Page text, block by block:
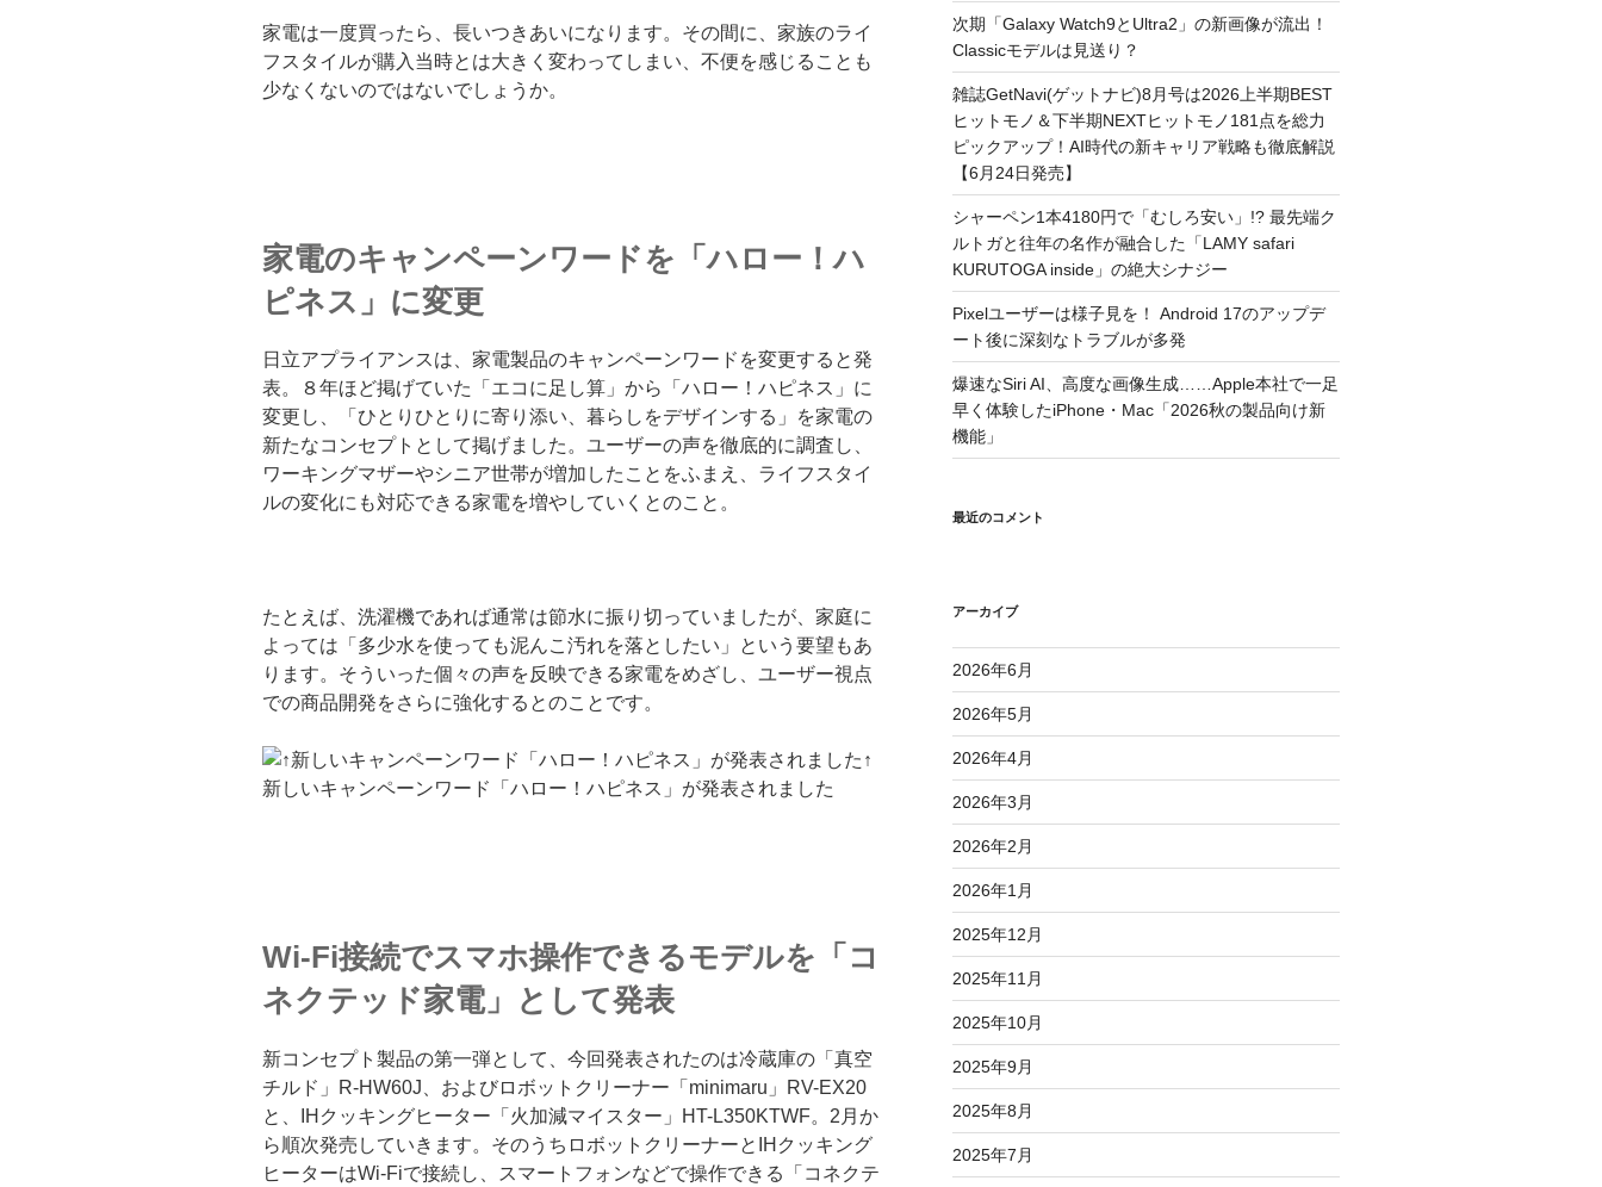
家電は一度買ったら、長いつきあいになります。その間に、家族のライ
フスタイルが購入当時とは大きく変わってしまい、不便を感じることも
少なくないのではないでしょうか。
家電のキャンペーンワードを「ハロー！ハ
ピネス」に変更
日立アプライアンスは、家電製品のキャンペーンワードを変更すると発
表。８年ほど掲げていた「エコに足し算」から「ハロー！ハピネス」に
変更し、「ひとりひとりに寄り添い、暮らしをデザインする」を家電の
新たなコンセプトとして掲げました。ユーザーの声を徹底的に調査し、
ワーキングマザーやシニア世帯が増加したことをふまえ、ライフスタイ
ルの変化にも対応できる家電を増やしていくとのこと。
たとえば、洗濯機であれば通常は節水に振り切っていましたが、家庭に
よっては「多少水を使っても泥んこ汚れを落としたい」という要望もあ
ります。そういった個々の声を反映できる家電をめざし、ユーザー視点
での商品開発をさらに強化するとのことです。
↑
新しいキャンペーンワード「ハロー！ハピネス」が発表されました
Wi-Fi接続でスマホ操作できるモデルを「コ
ネクテッド家電」として発表
新コンセプト製品の第一弾として、今回発表されたのは冷蔵庫の「真空
チルド」R-HW60J、およびロボットクリーナー「minimaru」RV-EX20
と、IHクッキングヒーター「火加減マイスター」HT-L350KTWF。2月か
ら順次発売していきます。そのうちロボットクリーナーとIHクッキング
ヒーターはWi-Fiで接続し、スマートフォンなどで操作できる「コネクテ
次期「Galaxy Watch9とUltra2」の新画像が流出！
Classicモデルは見送り？
雑誌GetNavi(ゲットナビ)8月号は2026上半期BEST
ヒットモノ＆下半期NEXTヒットモノ181点を総力
ピックアップ！AI時代の新キャリア戦略も徹底解説
【6月24日発売】
シャーペン1本4180円で「むしろ安い」!? 最先端ク
ルトガと往年の名作が融合した「LAMY safari
KURUTOGA inside」の絶大シナジー
Pixelユーザーは様子見を！ Android 17のアップデ
ート後に深刻なトラブルが多発
爆速なSiri AI、高度な画像生成……Apple本社で一足
早く体験したiPhone・Mac「2026秋の製品向け新
機能」
最近のコメント
アーカイブ
2026年6月
2026年5月
2026年4月
2026年3月
2026年2月
2026年1月
2025年12月
2025年11月
2025年10月
2025年9月
2025年8月
2025年7月